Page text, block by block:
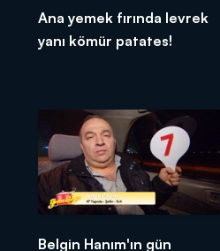
Ana yemek fırında levrek
yanı kömür patates!
Belgin Hanım'ın gün